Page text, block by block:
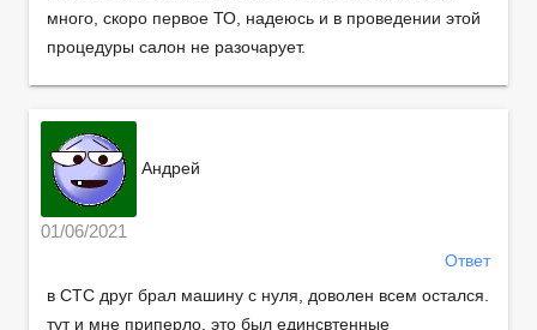
много, скоро первое ТО, надеюсь и в проведении этой
процедуры салон не разочарует.
Андрей
01/06/2021
Ответ
в СТС друг брал машину с нуля, доволен всем остался.
тут и мне приперло, это был единсвтенные